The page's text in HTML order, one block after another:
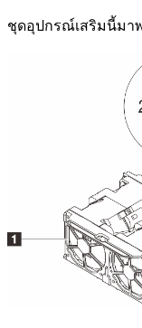
ชุดอุปกรณ์เสริมนี้มา